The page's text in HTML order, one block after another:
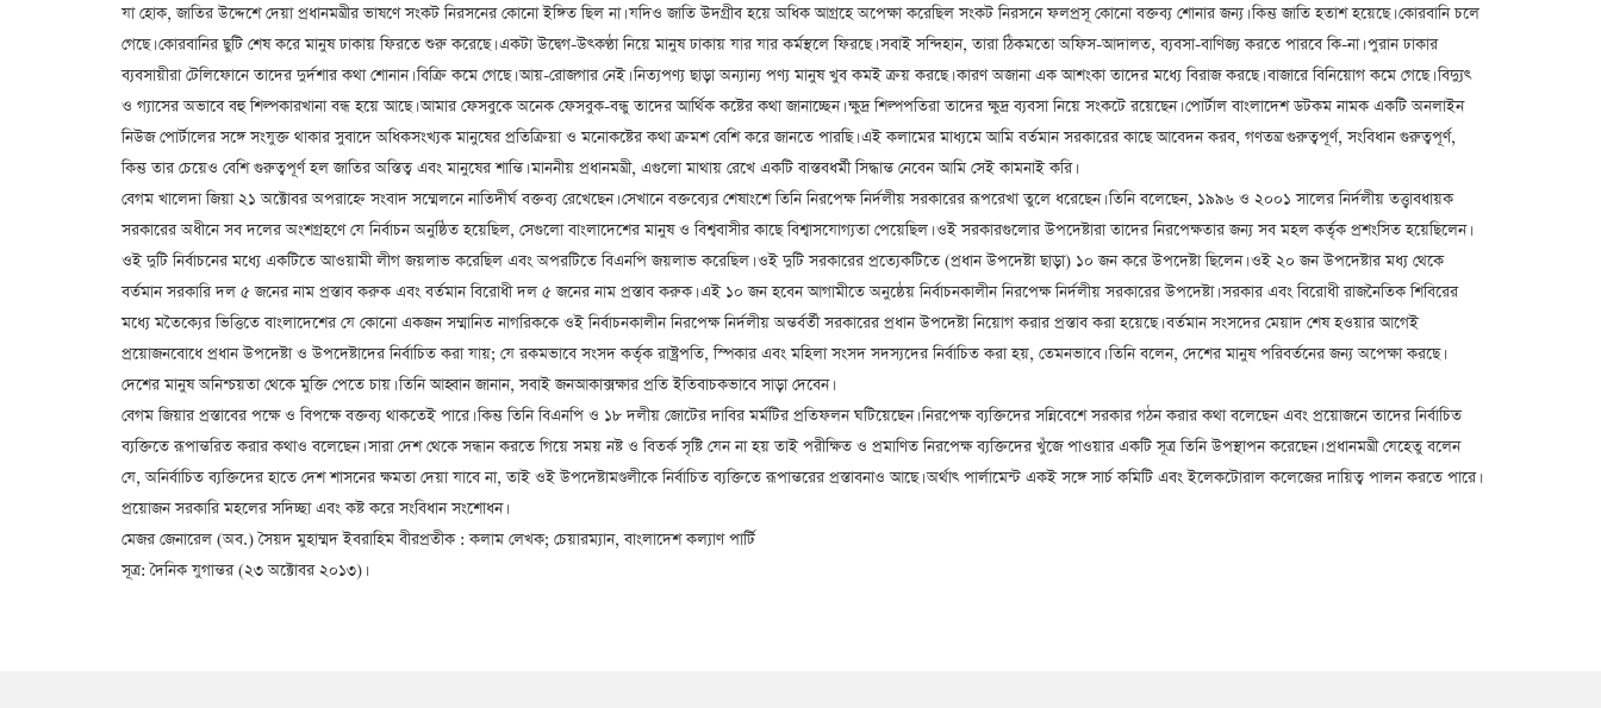
যা হোক, জাতির উদ্দেশে দেয়া প্রধানমন্ত্রীর ভাষণে সংকট নিরসনের কোনো ইঙ্গিত ছিল না। যদিও জাতি উদগ্রীব হয়ে অধিক আগ্রহে অপেক্ষা করেছিল সংকট নিরসনে ফলপ্রসূ কোনো বক্তব্য শোনার জন্য। কিন্তু জাতি হতাশ হয়েছে। কোরবানি চলে
গেছে। কোরবানির ছুটি শেষ করে মানুষ ঢাকায় ফিরতে শুরু করেছে। একটা উদ্বেগ-উৎকণ্ঠা নিয়ে মানুষ ঢাকায় যার যার কর্মস্থলে ফিরছে। সবাই সন্দিহান, তারা ঠিকমতো অফিস-আদালত, ব্যবসা-বাণিজ্য করতে পারবে কি-না। পুরান ঢাকার
ব্যবসায়ীরা টেলিফোনে তাদের দুর্দশার কথা শোনান। বিক্রি কমে গেছে। আয়-রোজগার নেই। নিত্যপণ্য ছাড়া অন্যান্য পণ্য মানুষ খুব কমই ক্রয় করছে। কারণ অজানা এক আশংকা তাদের মধ্যে বিরাজ করছে। বাজারে বিনিয়োগ কমে গেছে। বিদ্যুৎ
ও গ্যাসের অভাবে বহু শিল্পকারখানা বন্ধ হয়ে আছে। আমার ফেসবুকে অনেক ফেসবুক-বন্ধু তাদের আর্থিক কষ্টের কথা জানাচ্ছেন। ক্ষুদ্র শিল্পপতিরা তাদের ক্ষুদ্র ব্যবসা নিয়ে সংকটে রয়েছেন। পোর্টাল বাংলাদেশ ডটকম নামক একটি অনলাইন
নিউজ পোর্টালের সঙ্গে সংযুক্ত থাকার সুবাদে অধিকসংখ্যক মানুষের প্রতিক্রিয়া ও মনোকষ্টের কথা ক্রমশ বেশি করে জানতে পারছি। এই কলামের মাধ্যমে আমি বর্তমান সরকারের কাছে আবেদন করব, গণতন্ত্র গুরুত্বপূর্ণ, সংবিধান গুরুত্বপূর্ণ,
কিন্তু তার চেয়েও বেশি গুরুত্বপূর্ণ হল জাতির অস্তিত্ব এবং মানুষের শান্তি। মাননীয় প্রধানমন্ত্রী, এগুলো মাথায় রেখে একটি বাস্তবধর্মী সিদ্ধান্ত নেবেন আমি সেই কামনাই করি।
বেগম খালেদা জিয়া ২১ অক্টোবর অপরাহ্নে সংবাদ সম্মেলনে নাতিদীর্ঘ বক্তব্য রেখেছেন। সেখানে বক্তব্যের শেষাংশে তিনি নিরপেক্ষ নির্দলীয় সরকারের রূপরেখা তুলে ধরেছেন। তিনি বলেছেন, ১৯৯৬ ও ২০০১ সালের নির্দলীয় তত্ত্বাবধায়ক
সরকারের অধীনে সব দলের অংশগ্রহণে যে নির্বাচন অনুষ্ঠিত হয়েছিল, সেগুলো বাংলাদেশের মানুষ ও বিশ্ববাসীর কাছে বিশ্বাসযোগ্যতা পেয়েছিল। ওই সরকারগুলোর উপদেষ্টারা তাদের নিরপেক্ষতার জন্য সব মহল কর্তৃক প্রশংসিত হয়েছিলেন।
ওই দুটি নির্বাচনের মধ্যে একটিতে আওয়ামী লীগ জয়লাভ করেছিল এবং অপরটিতে বিএনপি জয়লাভ করেছিল। ওই দুটি সরকারের প্রত্যেকটিতে (প্রধান উপদেষ্টা ছাড়া) ১০ জন করে উপদেষ্টা ছিলেন। ওই ২০ জন উপদেষ্টার মধ্য থেকে
বর্তমান সরকারি দল ৫ জনের নাম প্রস্তাব করুক এবং বর্তমান বিরোধী দল ৫ জনের নাম প্রস্তাব করুক। এই ১০ জন হবেন আগামীতে অনুষ্ঠেয় নির্বাচনকালীন নিরপেক্ষ নির্দলীয় সরকারের উপদেষ্টা। সরকার এবং বিরোধী রাজনৈতিক শিবিরের
মধ্যে মতৈক্যের ভিত্তিতে বাংলাদেশের যে কোনো একজন সম্মানিত নাগরিককে ওই নির্বাচনকালীন নিরপেক্ষ নির্দলীয় অন্তর্বর্তী সরকারের প্রধান উপদেষ্টা নিয়োগ করার প্রস্তাব করা হয়েছে। বর্তমান সংসদের মেয়াদ শেষ হওয়ার আগেই
প্রয়োজনবোধে প্রধান উপদেষ্টা ও উপদেষ্টাদের নির্বাচিত করা যায়; যে রকমভাবে সংসদ কর্তৃক রাষ্ট্রপতি, স্পিকার এবং মহিলা সংসদ সদস্যদের নির্বাচিত করা হয়, তেমনভাবে। তিনি বলেন, দেশের মানুষ পরিবর্তনের জন্য অপেক্ষা করছে।
দেশের মানুষ অনিশ্চয়তা থেকে মুক্তি পেতে চায়। তিনি আহ্বান জানান, সবাই জনআকাক্সক্ষার প্রতি ইতিবাচকভাবে সাড়া দেবেন।
বেগম জিয়ার প্রস্তাবের পক্ষে ও বিপক্ষে বক্তব্য থাকতেই পারে। কিন্তু তিনি বিএনপি ও ১৮ দলীয় জোটের দাবির মর্মটির প্রতিফলন ঘটিয়েছেন। নিরপেক্ষ ব্যক্তিদের সন্নিবেশে সরকার গঠন করার কথা বলেছেন এবং প্রয়োজনে তাদের নির্বাচিত
ব্যক্তিতে রূপান্তরিত করার কথাও বলেছেন। সারা দেশ থেকে সন্ধান করতে গিয়ে সময় নষ্ট ও বিতর্ক সৃষ্টি যেন না হয় তাই পরীক্ষিত ও প্রমাণিত নিরপেক্ষ ব্যক্তিদের খুঁজে পাওয়ার একটি সূত্র তিনি উপস্থাপন করেছেন। প্রধানমন্ত্রী যেহেতু বলেন
যে, অনির্বাচিত ব্যক্তিদের হাতে দেশ শাসনের ক্ষমতা দেয়া যাবে না, তাই ওই উপদেষ্টামণ্ডলীকে নির্বাচিত ব্যক্তিতে রূপান্তরের প্রস্তাবনাও আছে। অর্থাৎ পার্লামেন্ট একই সঙ্গে সার্চ কমিটি এবং ইলেকটোরাল কলেজের দায়িত্ব পালন করতে পারে।
প্রয়োজন সরকারি মহলের সদিচ্ছা এবং কষ্ট করে সংবিধান সংশোধন।
মেজর জেনারেল (অব.) সৈয়দ মুহাম্মদ ইবরাহিম বীরপ্রতীক : কলাম লেখক; চেয়ারম্যান, বাংলাদেশ কল্যাণ পার্টি
সূত্র: দৈনিক যুগান্তর (২৩ অক্টোবর ২০১৩)।